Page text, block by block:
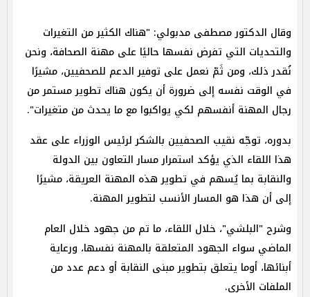
وقال الدكتور مصطفى مدبولي: "هناك الكثير من التغيرات
والتحديات التي تفرض نفسها حاليًا على مهنة الصحافة، ونحن
نُقدر ذلك، ومن ثَمّ نعمل على توفير الدعم للصحفيين، مشيرًا
في الوقت نفسه إلى ضرورة أن يكون هناك تطوير مستمر من
رجال المهنة أنفسهم لكي يواكبوا مع ما يحدث من متغيرات".
بدوره، توجّه نقيب الصحفيين بالشكر لرئيس الوزراء على عقد
هذا اللقاء الذي يؤكد استمرار مسار التعاون بين الدولة
والنقابة بما يُسهم في تطوير هذه المهنة العريقة، مشيرًا
إلى أن هذا هو المسار الأنسب لتطوير المهنة.
وشرح "البلشي"، خلال اللقاء، ما تم من جهود خلال العام
الماضي سواء الجهود المتعلقة بالمهنة نفسها، ورعاية
أبنائها، أوما يتعلق بتطوير مبنى النقابة أو دعم عدد من
الملفات الأخرى.